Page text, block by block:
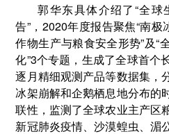
郭华东具体介绍了“全
告”，2020年度报告聚焦“南极
作物生产与粮食安全形势”及“
化”3个专题，生成了全球首个
逐月精细观测产品等数据集，
冰架崩解和企鹅栖息地分布的
联性，监测了全球农业主产区
新冠肺炎疫情、沙漠蝗虫、湄